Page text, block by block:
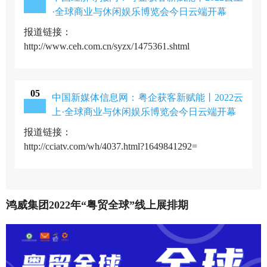
·全球商业与休闲娱乐博览会今日云端开幕
报道链接：
http://www.ceh.com.cn/syzx/1475361.shtml
05
中国新媒体信息网：粤企获客新赋能丨2022云
上·全球商业与休闲娱乐博览会今日云端开幕
报道链接：
http://cciatv.com/wh/4037.html?1649841292=
鸿威集团2022年“粤贸全球”线上展排期